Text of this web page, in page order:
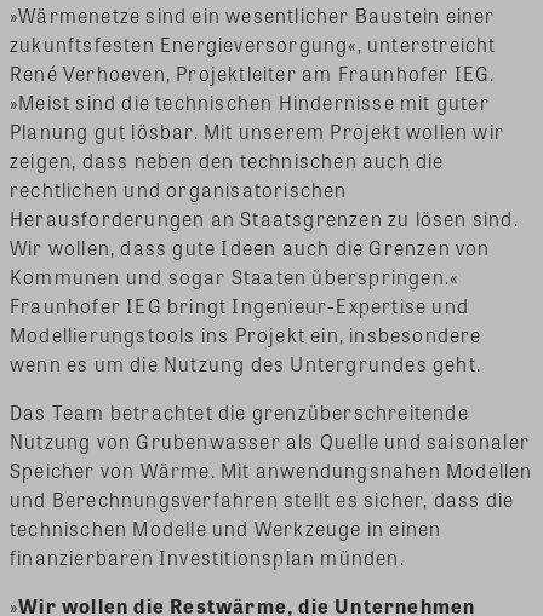
»Wärmenetze sind ein wesentlicher Baustein einer
zukunftsfesten Energieversorgung«, unterstreicht
René Verhoeven, Projektleiter am Fraunhofer IEG.
»Meist sind die technischen Hindernisse mit guter
Planung gut lösbar. Mit unserem Projekt wollen wir
zeigen, dass neben den technischen auch die
rechtlichen und organisatorischen
Herausforderungen an Staatsgrenzen zu lösen sind.
Wir wollen, dass gute Ideen auch die Grenzen von
Kommunen und sogar Staaten überspringen.«
Fraunhofer IEG bringt Ingenieur-Expertise und
Modellierungstools ins Projekt ein, insbesondere
wenn es um die Nutzung des Untergrundes geht.
Das Team betrachtet die grenzüberschreitende
Nutzung von Grubenwasser als Quelle und saisonaler
Speicher von Wärme. Mit anwendungsnahen Modellen
und Berechnungsverfahren stellt es sicher, dass die
technischen Modelle und Werkzeuge in einen
finanzierbaren Investitionsplan münden.
»Wir wollen die Restwärme, die Unternehmen